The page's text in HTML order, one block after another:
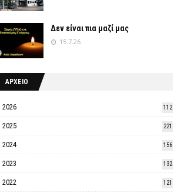
Δεν είναι πια μαζί μας
15.7.26
ΑΡΧΕΙΟ
2026 112
2025 221
2024 156
2023 132
2022 121